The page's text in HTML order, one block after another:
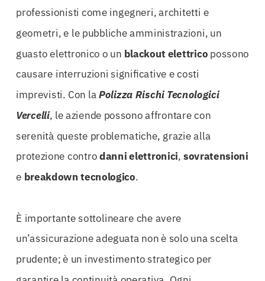
professionisti come ingegneri, architetti e
geometri, e le pubbliche amministrazioni, un
guasto elettronico o un blackout elettrico possono
causare interruzioni significative e costi
imprevisti. Con laPolizza Rischi Tecnologici
Vercelli, le aziende possono affrontare con
serenità queste problematiche, grazie alla
protezione controdanni elettronici, sovratensioni
e breakdown tecnologico.
È importante sottolineare che avere
un’assicurazione adeguata non è solo una scelta
prudente; è un investimento strategico per